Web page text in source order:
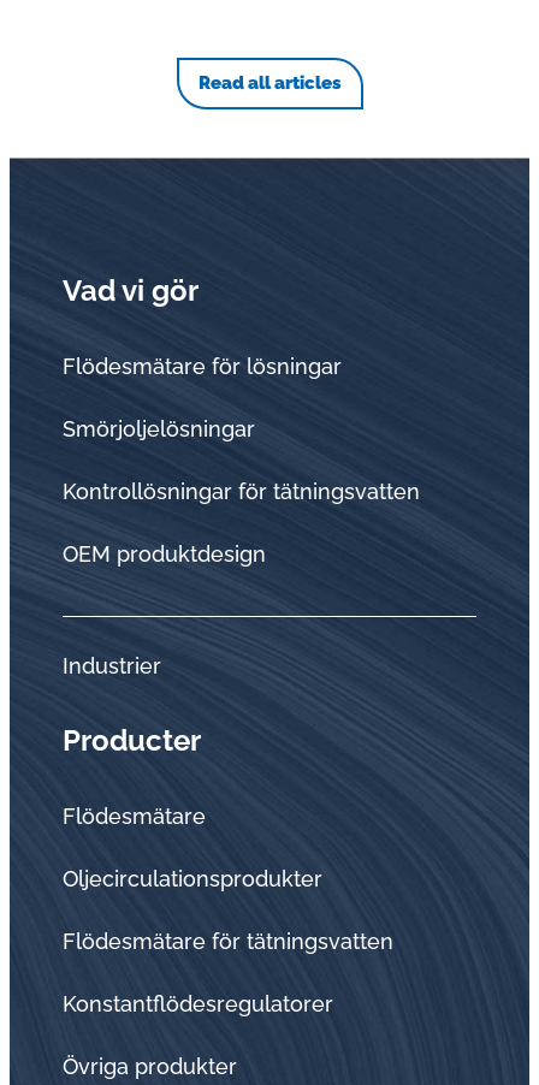
Read all articles
Vad vi gör
Flödesmätare för lösningar
Smörjoljelösningar
Kontrollösningar för tätningsvatten
OEM produktdesign
Industrier
Producter
Flödesmätare
Oljecirculationsprodukter
Flödesmätare för tätningsvatten
Konstantflödesregulatorer
Övriga produkter